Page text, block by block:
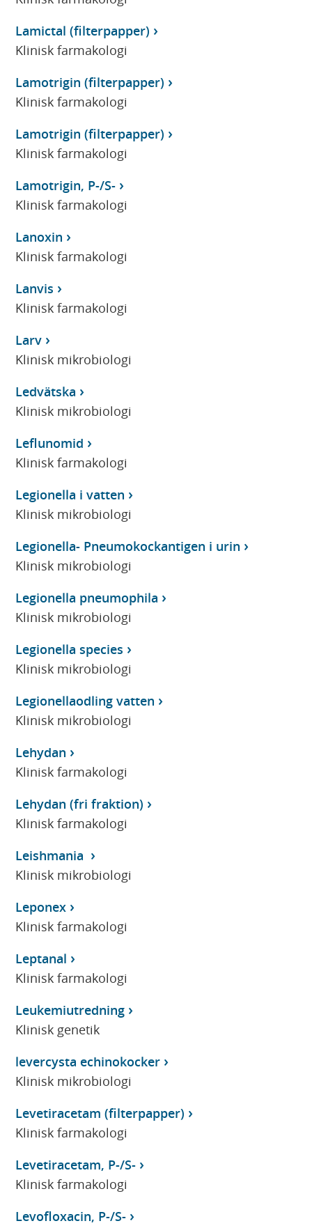
Lamictal (filterpapper)
Klinisk farmakologi
Lamotrigin (filterpapper)
Klinisk farmakologi
Lamotrigin (filterpapper)
Klinisk farmakologi
Lamotrigin, P-/S-
Klinisk farmakologi
Lanoxin
Klinisk farmakologi
Lanvis
Klinisk farmakologi
Larv
Klinisk mikrobiologi
Ledvätska
Klinisk mikrobiologi
Leflunomid
Klinisk farmakologi
Legionella i vatten
Klinisk mikrobiologi
Legionella- Pneumokockantigen i urin
Klinisk mikrobiologi
Legionella pneumophila
Klinisk mikrobiologi
Legionella species
Klinisk mikrobiologi
Legionellaodling vatten
Klinisk mikrobiologi
Lehydan
Klinisk farmakologi
Lehydan (fri fraktion)
Klinisk farmakologi
Leishmania
Klinisk mikrobiologi
Leponex
Klinisk farmakologi
Leptanal
Klinisk farmakologi
Leukemiutredning
Klinisk genetik
levercysta echinokocker
Klinisk mikrobiologi
Levetiracetam (filterpapper)
Klinisk farmakologi
Levetiracetam, P-/S-
Klinisk farmakologi
Levofloxacin, P-/S-